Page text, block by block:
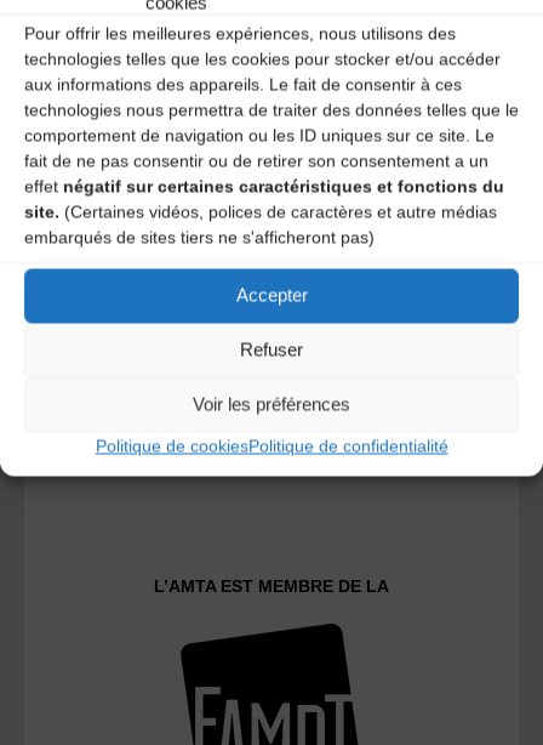
Pour offrir les meilleures expériences, nous utilisons des
technologies telles que les cookies pour stocker et/ou accéder
aux informations des appareils. Le fait de consentir à ces
technologies nous permettra de traiter des données telles que le
comportement de navigation ou les ID uniques sur ce site. Le
fait de ne pas consentir ou de retirer son consentement a un
effet négatif sur certaines caractéristiques et fonctions du
site. (Certaines vidéos, polices de caractères et autre médias
embarqués de sites tiers ne s'afficheront pas)
Accepter
Refuser
Voir les préférences
Politique de cookiesPolitique de confidentialité
A DECOUVRIR :
Le distributeur des musiques Trad'
L’AMTA EST MEMBRE DE LA